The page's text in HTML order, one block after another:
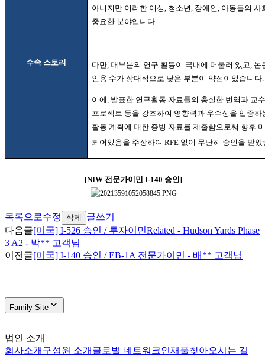
수속 스토리
아니지만 이러한 여성, 청소년, 장애인, 아동들의 사
중요한 분야입니다.
다만 ,대부분의 연구 활동이 국내에 머물러 있고 논
인용 수가 상대적으로 낮은 부분이 약점이었습니다
이에, 발표한 연구활동 자료들의 충실한 번역과 교
프로젝트 등을 강조하여 영향력과 우수성을 입증
활동 계획에 대한 증빙 자료를 제출함으로써 향후
되어있음을 주장하여 RFE 없이 무난히 승인을 받았
[NIW 전문가이민 I-140 승인]
목록으로수정 삭제
글쓰기
다음글[미국] I-526 승인 / 투자이민Related - Hudson Yards Phase
3 A2 - 박** 고객님
이전글[미국] I-140 승인 / EB-1A 전문가이민 - 배** 고객님
Family Site
법인 소개
회사소개 구성원 소개 글로벌 네트워크인재풀찾아오시는 길